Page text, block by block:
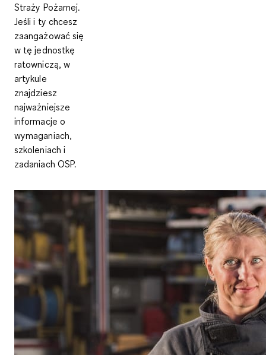
Straży Pożarnej.
Jeśli i ty chcesz
zaangażować się
w tę jednostkę
ratowniczą, w
artykule
znajdziesz
najważniejsze
informacje o
wymaganiach,
szkoleniach i
zadaniach OSP.